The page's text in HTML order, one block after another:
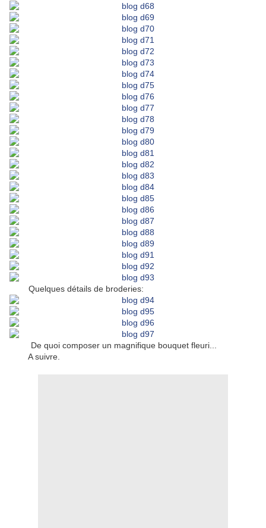
Quelques détails de broderies:
De quoi composer un magnifique bouquet fleuri...
A suivre.